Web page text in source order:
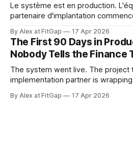
Le système est en production.
partenaire d'implantation
de découvrir que rien de ce à quoi
By Alex at FitGap 17 Apr 2026
The First 90 Days in
Nobody Tells the Finance
The system went live. The project
implementation partner is
discover that none of what they
By Alex at FitGap 17 Apr 2026